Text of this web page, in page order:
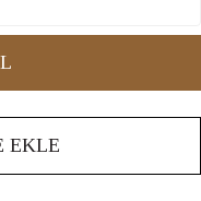
EKLE